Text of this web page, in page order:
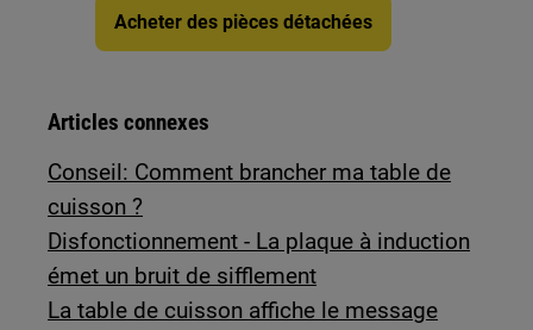
Acheter des pièces détachées
Articles connexes
Conseil: Comment brancher ma table de
cuisson ?
Disfonctionnement - La plaque à induction
émet un bruit de sifflement
La table de cuisson affiche le message